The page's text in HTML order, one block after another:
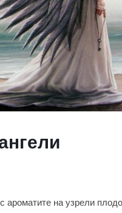
ароматите на узрели